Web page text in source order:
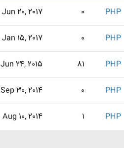
PHP
0
Jun 20, 2017
PHP
0
Jan 15, 2017
PHP
81
Jun 24, 2015
PHP
0
Sep 30, 2014
PHP
1
Aug 10, 2014